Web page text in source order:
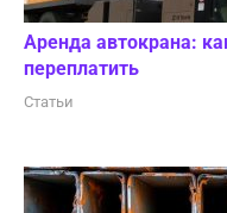
Аренда автокрана:
переплатить
Статьи